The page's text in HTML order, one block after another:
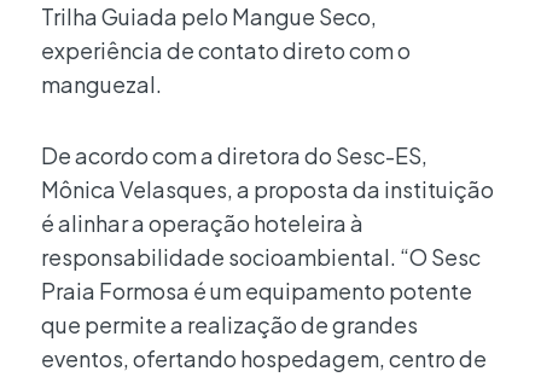
Trilha Guiada pelo Mangue Seco,
experiência de contato direto com o
manguezal.
De acordo com a diretora do Sesc-ES,
Mônica Velasques, a proposta da instituição
é alinhar a operação hoteleira à
responsabilidade socioambiental. “O Sesc
Praia Formosa é um equipamento potente
que permite a realização de grandes
eventos, ofertando hospedagem, centro de